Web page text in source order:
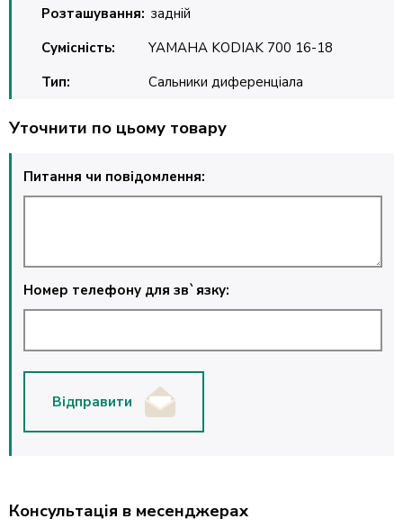
Розташування: задній
Сумісність:
YAMAHA KODIAK 700 16-18
Тип:
Сальники диференціала
Уточнити по цьому товару
Питання чи повідомлення:
Номер телефону для зв`язку:
Відправити
Консультація в месенджерах